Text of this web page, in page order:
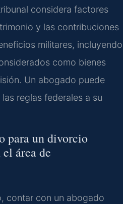
considera factores
y las contribuciones
militares, incluyendo
como bienes
Un abogado puede
reglas federales a su
para un divorcio
área de
contar con un abogado